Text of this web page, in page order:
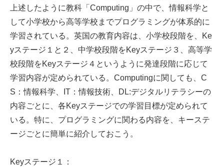
上述したように教科「Computing」の中で、情報科学と
して小学校から高等学校までプログラミングが体系的に
学習されている。英国の教育内容は、小学校段階を、Ke
yステージ１と２、中学校段階をKeyステージ３、高等学
校段階をKeyステージ４というように発達段階に応じて
学習内容が定められている。Computingに関しても、C
S：情報科学、IT：情報技術、DL:デジタルリテラシーの
内容ごとに、各Keyステージでの学習目標が定められて
いる。特に、プログラミングに関わる内容を、キーステ
ージごとに簡単に紹介しておこう。
Keyステージ１：